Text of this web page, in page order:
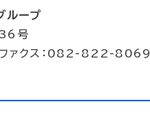
ループ
号
ファクス：082-822-8069